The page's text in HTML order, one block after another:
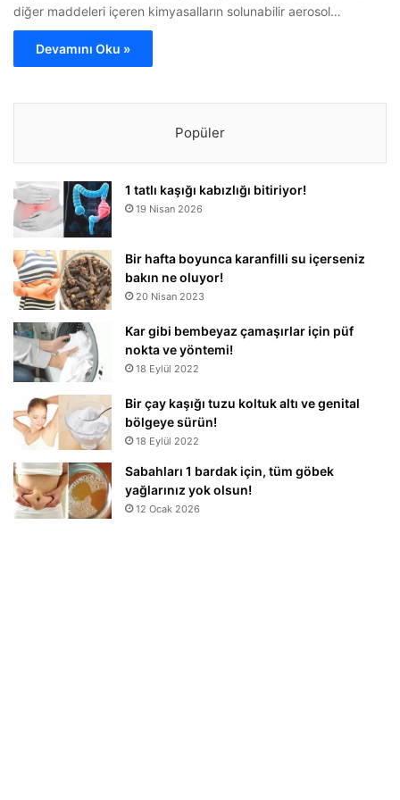
diğer maddeleri içeren kimyasalların solunabilir aerosol…
Devamını Oku »
Popüler
1 tatlı kaşığı kabızlığı bitiriyor!
19 Nisan 2026
Bir hafta boyunca karanfilli su içerseniz
bakın ne oluyor!
20 Nisan 2023
Kar gibi bembeyaz çamaşırlar için püf
nokta ve yöntemi!
18 Eylül 2022
Bir çay kaşığı tuzu koltuk altı ve genital
bölgeye sürün!
18 Eylül 2022
Sabahları 1 bardak için, tüm göbek
yağlarınız yok olsun!
12 Ocak 2026